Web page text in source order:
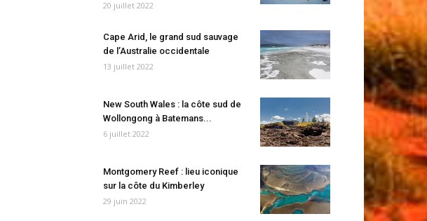
20 juillet 2022
Cape Arid, le grand sud sauvage
de l’Australie occidentale
13 juillet 2022
New South Wales : la côte sud de
Wollongong à Batemans...
6 juillet 2022
Montgomery Reef : lieu iconique
sur la côte du Kimberley
29 juin 2022